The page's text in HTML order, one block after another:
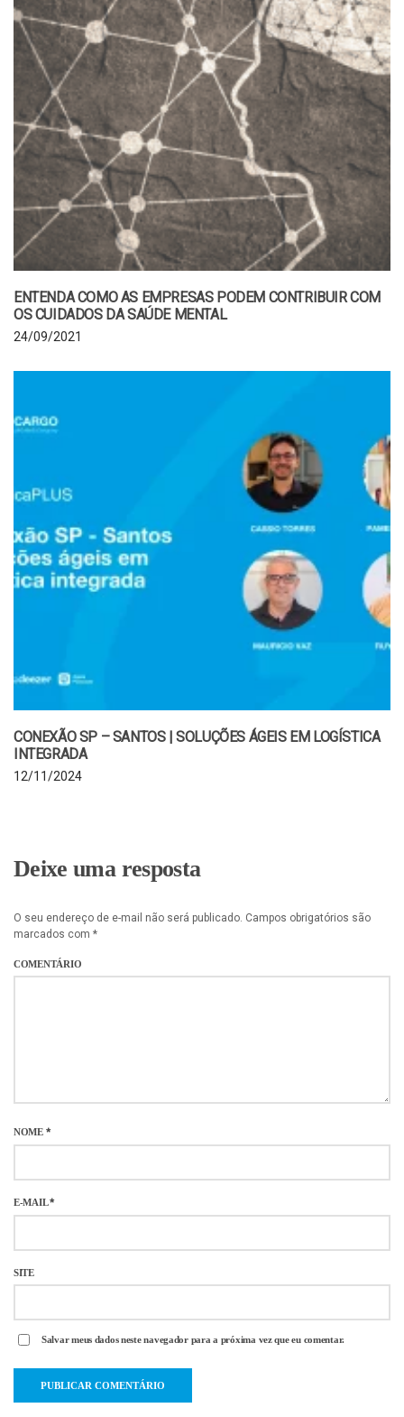
ENTENDA COMO AS EMPRESAS PODEM CONTRIBUIR COM
OS CUIDADOS DA SAÚDE MENTAL
24/09/2021
CONEXÃO SP – SANTOS | SOLUÇÕES ÁGEIS EM LOGÍSTICA
INTEGRADA
12/11/2024
Deixe uma resposta
O seu endereço de e-mail não será publicado. Campos obrigatórios são
marcados com *
COMENTÁRIO
NOME *
E-MAIL*
SITE
Salvar meus dados neste navegador para a próxima vez que eu comentar.